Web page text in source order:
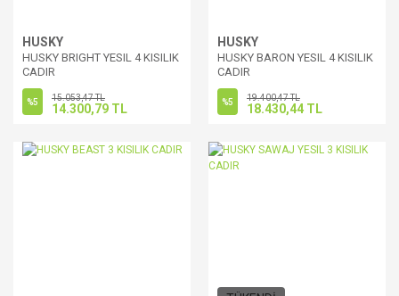
HUSKY
HUSKY BRIGHT YESIL 4 KISILIK
CADIR
%5 15.053,47 TL
14.300,79 TL
HUSKY
HUSKY BARON YESIL 4 KISILIK
CADIR
%5 19.400,47 TL
18.430,44 TL